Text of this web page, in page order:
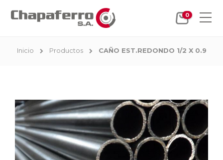
0
Inicio Productos CAÑO EST.REDONDO 1/2 X 0.9